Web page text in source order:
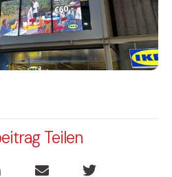
Teilen